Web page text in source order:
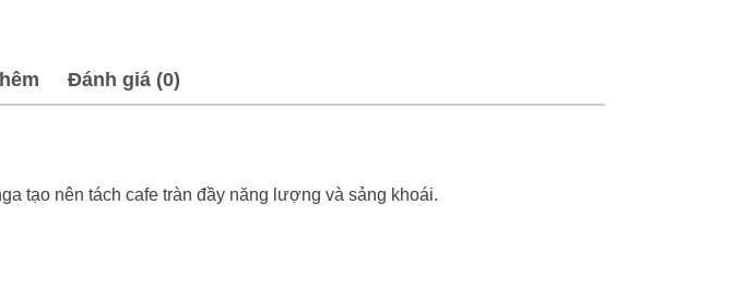
Đánh giá (0)
tạo nên tách cafe tràn đầy năng lượng và sảng khoái.